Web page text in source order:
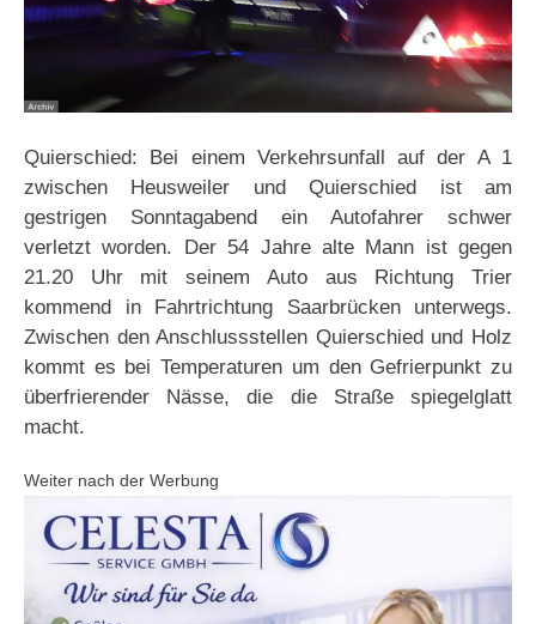
Quierschied: Bei einem Verkehrsunfall auf der A 1
zwischen Heusweiler und Quierschied ist am
gestrigen Sonntagabend ein Autofahrer schwer
verletzt worden. Der 54 Jahre alte Mann ist gegen
21.20 Uhr mit seinem Auto aus Richtung Trier
kommend in Fahrtrichtung Saarbrücken unterwegs.
Zwischen den Anschlussstellen Quierschied und Holz
kommt es bei Temperaturen um den Gefrierpunkt zu
überfrierender Nässe, die die Straße spiegelglatt
macht.
Weiter nach der Werbung